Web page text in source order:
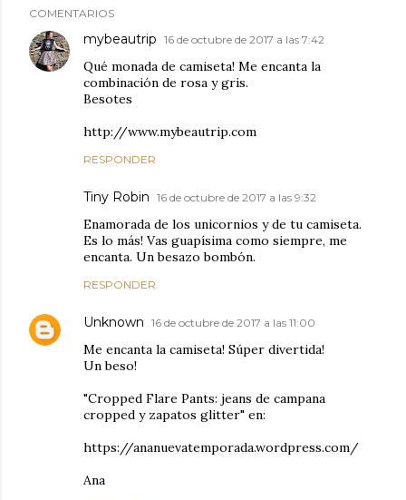
COMENTARIOS
mybeautrip 16 de octubre de 2017 a las 7:42
Qué monada de camiseta! Me encanta la
combinación de rosa y gris.
Besotes
http://www.mybeautrip.com
RESPONDER
Tiny Robin 16 de octubre de 2017 a las 9:32
Enamorada de los unicornios y de tu camiseta.
Es lo más! Vas guapísima como siempre, me
encanta. Un besazo bombón.
RESPONDER
Unknown 16 de octubre de 2017 a las 11:00
Me encanta la camiseta! Súper divertida!
Un beso!
"Cropped Flare Pants: jeans de campana
cropped y zapatos glitter" en:
https://ananuevatemporada.wordpress.com/
Ana